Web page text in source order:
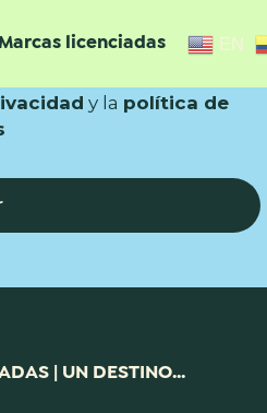
licenciadas EN
y la política de
| UN DESTINO...